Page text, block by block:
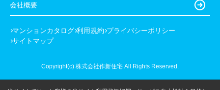
会社概要
マンションカタログ 利用規約 プライバシーポリシー
サイトマップ
Copyright(c) 株式会社作新住宅 All Rights Reserved.